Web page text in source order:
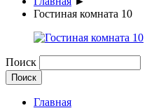
Гостиная комната 10
Поиск
Главная